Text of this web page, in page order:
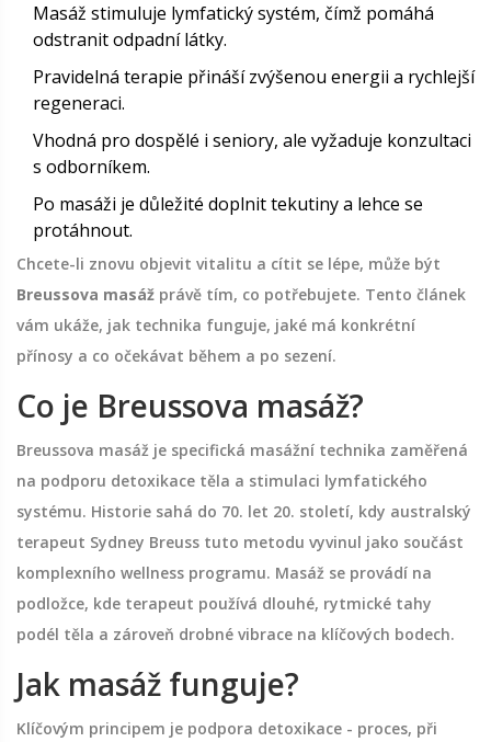
Masáž stimuluje lymfatický systém, čímž pomáhá
odstranit odpadní látky.
Pravidelná terapie přináší zvýšenou energii a rychlejší
regeneraci.
Vhodná pro dospělé i seniory, ale vyžaduje konzultaci
s odborníkem.
Po masáži je důležité doplnit tekutiny a lehce se
protáhnout.
Chcete-li znovu objevit vitalitu a cítit se lépe, může být
Breussova masáž právě tím, co potřebujete. Tento článek
vám ukáže, jak technika funguje, jaké má konkrétní
přínosy a co očekávat během a po sezení.
Co je Breussova masáž?
Breussova masáž je specifická masážní technika zaměřená
na podporu detoxikace těla a stimulaci lymfatického
systému. Historie sahá do 70. let 20. století, kdy australský
terapeut Sydney Breuss tuto metodu vyvinul jako součást
komplexního wellness programu. Masáž se provádí na
podložce, kde terapeut používá dlouhé, rytmické tahy
podél těla a zároveň drobné vibrace na klíčových bodech.
Jak masáž funguje?
Klíčovým principem je podpora detoxikace - proces, při